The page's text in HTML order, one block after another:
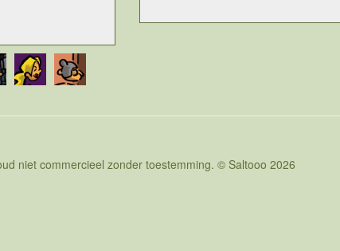
niet commercieel zonder toestemming. © Saltooo 2026